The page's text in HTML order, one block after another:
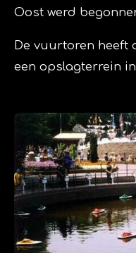
Oost werd
De vuurtoren heeft
een opslagterrein